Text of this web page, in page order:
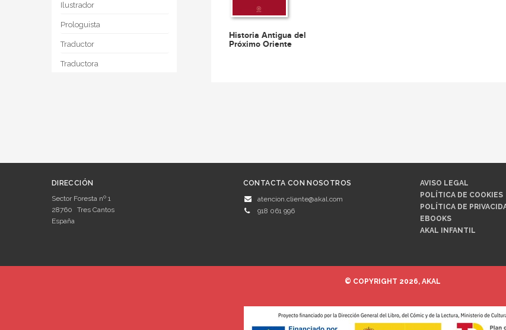
Ilustrador
Prologuista
Traductor
Traductora
Historia Antigua del
Próximo Oriente
DIRECCIÓN
Sector Foresta nº 1
28760
Tres Cantos
España
CONTACTA CON NOSOTROS
atencion.cliente@akal.com
918 061 996
AVISO LEGAL
POLÍTICA DE COOKIES
POLÍTICA DE
EBOOKS
AKAL INFANTIL
© COPYRIGHT 2026, AKAL